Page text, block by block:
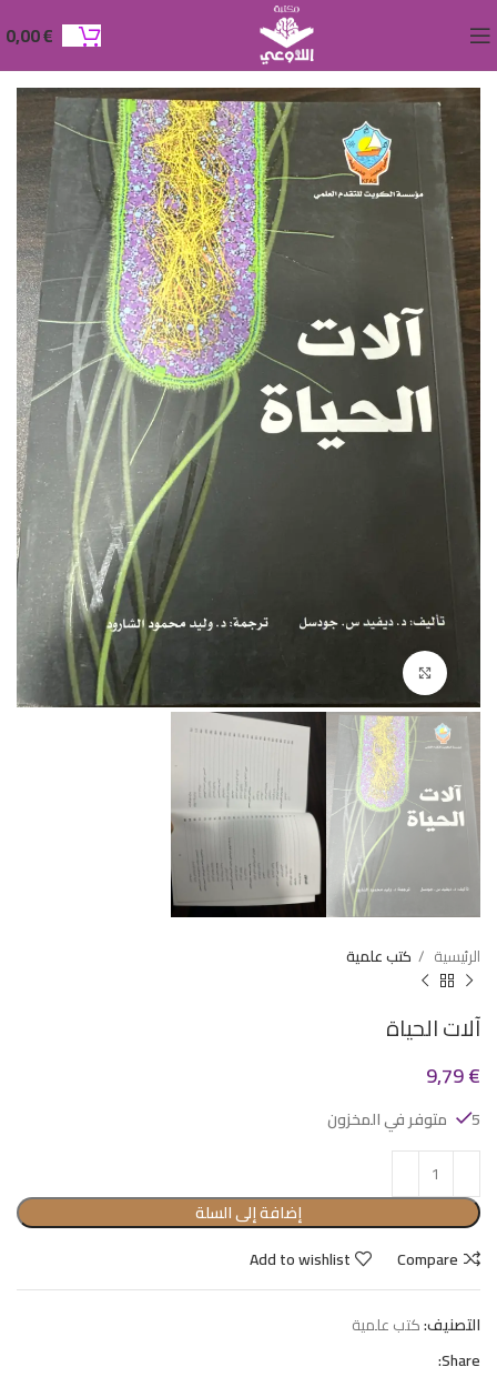
0,00€
الرئيسية كتب علمية
آلات الحياة
9,79€
5 متوفر في المخزون
إضافة إلى السلة
Compare
Add to wishlist
التصنيف:كتب علمية
Share: